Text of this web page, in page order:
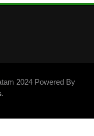
2024 Powered By
.